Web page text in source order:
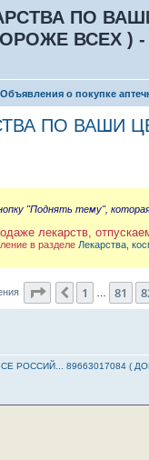
ПО ВАШИ
ВСЕХ ) -
Объявления о покупке
ПО ВАШИ
"Поднять тему",
лекарств,
в разделе Лекарства,
Страница 83из
Пред.
1 81
РОССИЙ... 89663017084 (